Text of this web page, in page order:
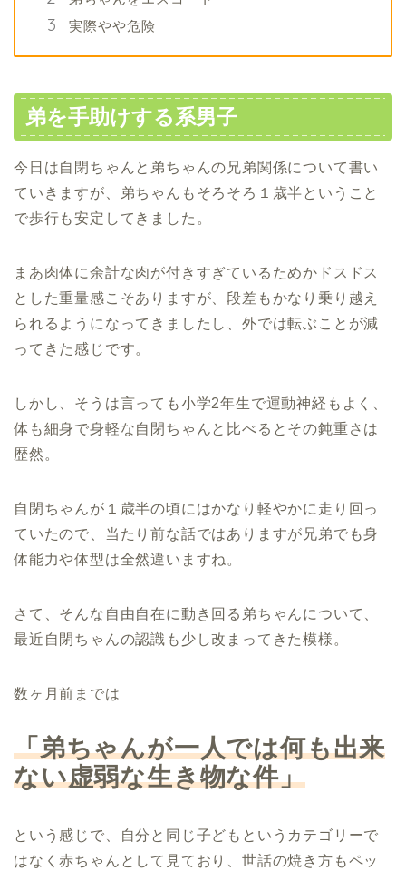
実際やや危険
弟を手助けする系男子
今日は自閉ちゃんと弟ちゃんの兄弟関係について書い
ていきますが、弟ちゃんもそろそろ１歳半ということ
で歩行も安定してきました。
まあ肉体に余計な肉が付きすぎているためかドスドス
とした重量感こそありますが、段差もかなり乗り越え
られるようになってきましたし、外では転ぶことが減
ってきた感じです。
しかし、そうは言っても小学2年生で運動神経もよく、
体も細身で身軽な自閉ちゃんと比べるとその鈍重さは
歴然。
自閉ちゃんが１歳半の頃にはかなり軽やかに走り回っ
ていたので、当たり前な話ではありますが兄弟でも身
体能力や体型は全然違いますね。
さて、そんな自由自在に動き回る弟ちゃんについて、
最近自閉ちゃんの認識も少し改まってきた模様。
数ヶ月前までは
「弟ちゃんが一人では何も出来
ない虚弱な生き物な件」
という感じで、自分と同じ子どもというカテゴリーで
はなく赤ちゃんとして見ており、世話の焼き方もペッ